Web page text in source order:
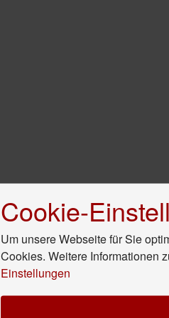
Cookie-
Um unsere Webseite für Sie
Cookies. Weitere Informationen
Einstellungen